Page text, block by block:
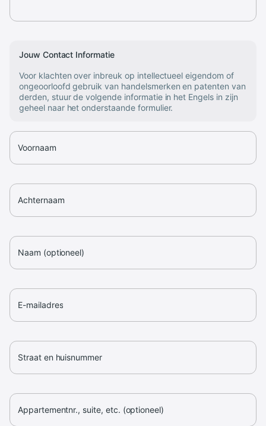
Jouw Contact Informatie
Voor klachten over inbreuk op intellectueel eigendom of
ongeoorloofd gebruik van handelsmerken en patenten van
derden, stuur de volgende informatie in het Engels in zijn
geheel naar het onderstaande formulier.
Voornaam
Achternaam
Naam (optioneel)
E-mailadres
Straat en huisnummer
Appartementnr., suite, etc. (optioneel)